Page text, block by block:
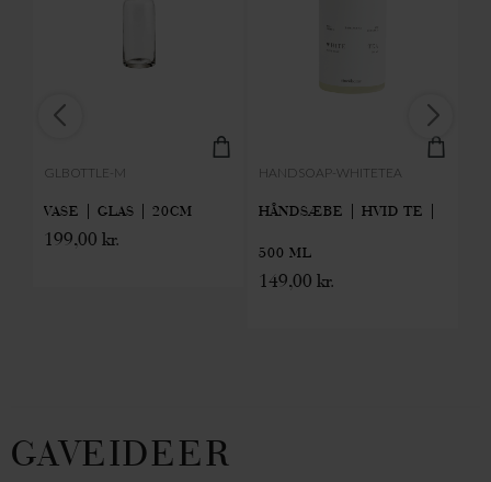
GLBOTTLE-M
VASE | GLAS | 20CM
199,00 kr.
HANDSOAP-WHITETEA
HÅNDSÆBE | HVID TE |
500 ML
149,00 kr.
GAVEIDEER